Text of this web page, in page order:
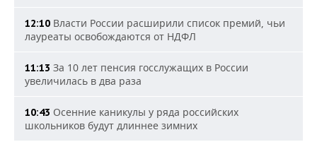
12:10 Власти России расширили список премий, чьи
лауреаты освобождаются от НДФЛ
11:13 За 10 лет пенсия госслужащих в России
увеличилась в два раза
10:43 Осенние каникулы у ряда российских
школьников будут длиннее зимних